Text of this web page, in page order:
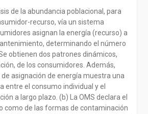
de la abundancia poblacional, para
recurso, vía un sistema
asignan la energía (recurso) a
determinando el número
obtienen dos patrones dinámicos,
de los consumidores. Además,
asignación de energía muestra una
entre el consumo individual y el
a largo plazo. (b) La OMS declara el
como de las formas de contaminación